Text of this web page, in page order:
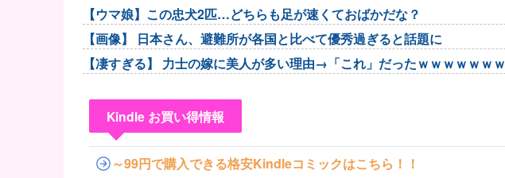
【ウマ娘】この忠犬2匹…どちらも足が速くておばかだな？
【画像】 日本さん、避難所が各国と比べて優秀過ぎると話題に
【凄すぎる】 力士の嫁に美人が多い理由→「これ」だったｗｗｗｗｗｗｗ
Kindle お買い得情報
～99円で購入できる格安Kindleコミックはこちら！！